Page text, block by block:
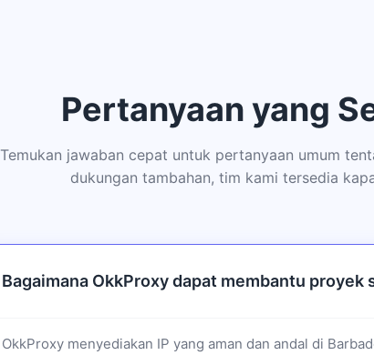
Pertanyaan yang
Temukan jawaban cepat untuk pertanyaan umum
dukungan tambahan, tim kami tersedia
Bagaimana OkkProxy dapat membantu proyek
OkkProxy menyediakan IP yang aman dan andal di